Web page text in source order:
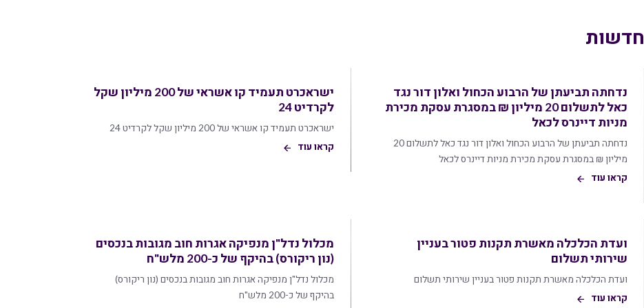
חדשות
נדחתה תביעתן של הרבוע הכחול ואלון דור נגד
כאל לתשלום 20 מיליון ₪ במסגרת עסקת מכירת
מניות דיינרס לכאל
נדחתה תביעתן של הרבוע הכחול ואלון דור נגד כאל לתשלום 20
מיליון ₪ במסגרת עסקת מכירת מניות דיינרס לכאל
קראו עוד
ישראכרט תעמיד קו אשראי של 200 מיליון שקל
לקרדיט 24
ישראכרט תעמיד קו אשראי של 200 מיליון שקל לקרדיט 24
קראו עוד
ועדת הכלכלה מאשרת תקנות פטור בעניין
שירותי תשלום
ועדת הכלכלה מאשרת תקנות פטור בעניין שירותי תשלום
קראו עוד
מכלול נדל"ן מנפיקה אגרות חוב מגובות בנכסים
(נון ריקורס) בהיקף של כ-200 מלש"ח
מכלול נדל"ן מנפיקה אגרות חוב מגובות בנכסים (נון ריקורס)
בהיקף של כ-200 מלש"ח